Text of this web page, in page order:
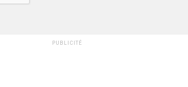
PUBLICITÉ